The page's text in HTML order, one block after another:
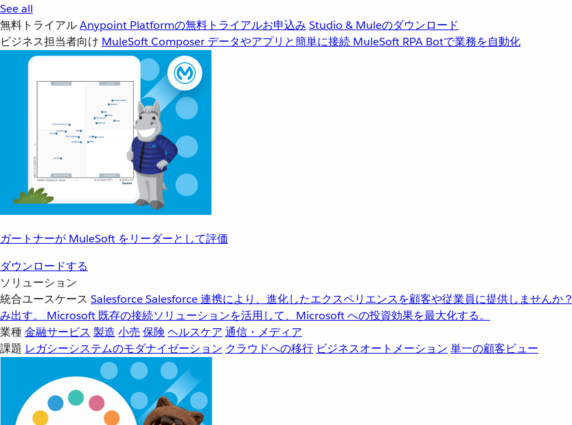
See all
無料トライアルAnypoint Platformの無料トライアルお申込み Studio & Muleのダウンロード
ビジネス担当者向け MuleSoft Composer データやアプリと簡単に接続 MuleSoft RPA Botで業務を自動化
ガートナーが MuleSoft をリーダーとして評価
ダウンロードする
ソリューション
統合ユースケース SalesforceSalesforce 連携により、進化したエクスペリエンスを顧客や従業員に提供しませんか？
み出す。
Microsoft 既存の接続ソリューションを活用して、Microsoft への投資効果を最大化する。
業種金融サービス 製造 小売 保険 ヘルスケア 通信・メディア
課題 レガシーシステムのモダナイゼーション クラウドへの移行 ビジネスオートメーション 単一の顧客ビュー